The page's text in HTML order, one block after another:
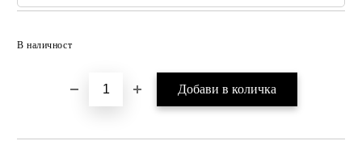
В наличност